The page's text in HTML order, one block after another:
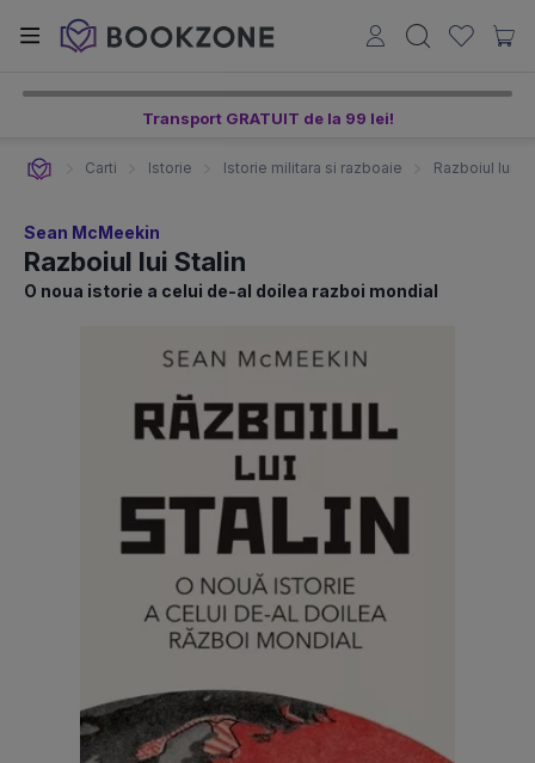
Transport GRATUIT de la 99 lei!
Carti Istorie Istorie militara si razboaie Razboiul lui
Sean McMeekin
Razboiul lui Stalin
O noua istorie a celui de-al doilea razboi mondial